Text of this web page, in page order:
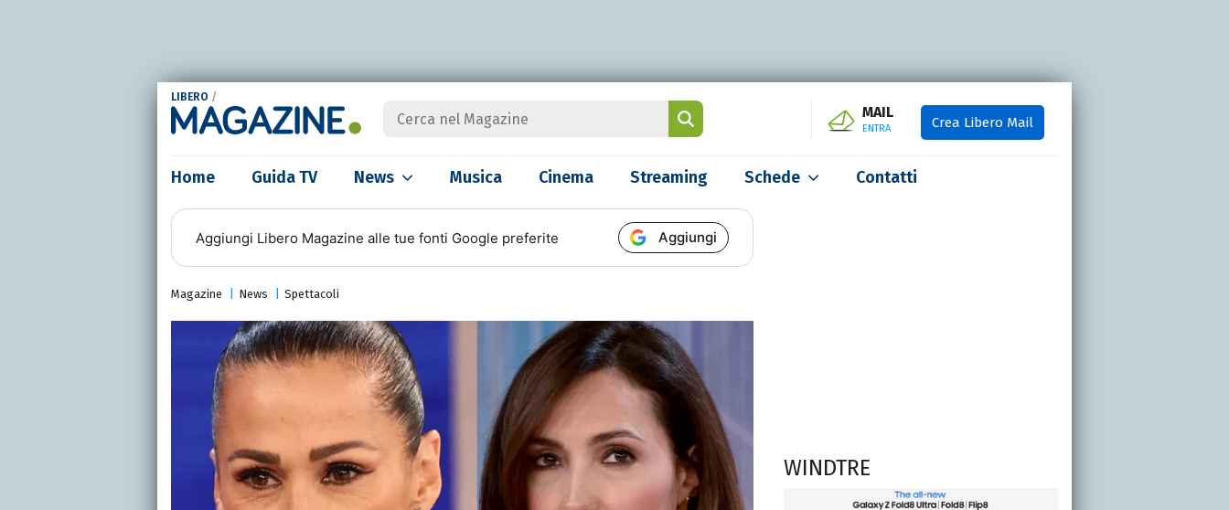
LIBERO /
MAIL
ENTRA Crea Libero Mail
Home Guida TV News Musica Cinema Streaming Schede Contatti
Aggiungi Libero Magazine alle tue fonti Google preferite Aggiungi
Magazine News Spettacoli
WINDTRE